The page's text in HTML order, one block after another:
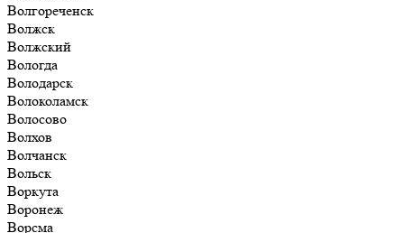
Волгореченск
Волжск
Волжский
Вологда
Володарск
Волоколамск
Волосово
Волхов
Волчанск
Вольск
Воркута
Воронеж
Ворсма